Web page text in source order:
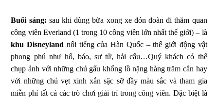
Buổi sáng: sau khi dùng bữa xong xe đón đoàn đi thăm quan
công viên Everland (1 trong 10 công viên lớn nhất thế giới) – là
khu Disneyland nổi tiếng của Hàn Quốc – thế giới động vật
phong phú như hổ, báo, sư tử, hải cẩu…Quý khách có thể
chụp ảnh với những chú gấu khổng lồ nặng hàng trăm cân hay
với những chú vẹt xinh xắn sặc sỡ đầy màu sắc và tham gia
miễn phí tất cả các trò chơi giải trí trong công viên. Đặc biệt là